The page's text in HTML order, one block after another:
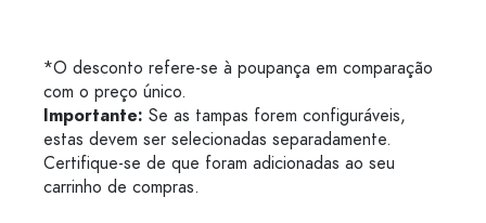
*O desconto refere-se à poupança em comparação
com o preço único.
Importante: Se as tampas forem configuráveis,
estas devem ser selecionadas separadamente.
Certifique-se de que foram adicionadas ao seu
carrinho de compras.